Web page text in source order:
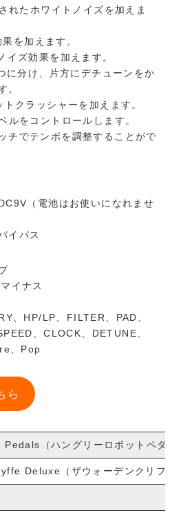
れたホワイトノイズを加えま
を加えます。
イズ効果を加えます。
に分け、片方にデチューンをか
。
クラッシャーを加えます。
ルをコントロールします。
チでテンポを調整することがで
（電池はお使いになれませ
イパス
イナス
、HP/LP、FILTER、PAD、
、CLOCK、DETUNE、
、Pop
ら
（ハングリーロボットペダ
Deluxe（ザウォーデンクリフ